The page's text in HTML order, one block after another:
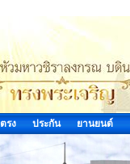
รง ประกัน ยานยนต์